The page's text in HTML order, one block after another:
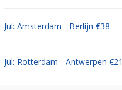
Jul: Amsterdam - Berlijn €38
Jul: Rotterdam - Antwerpen €21